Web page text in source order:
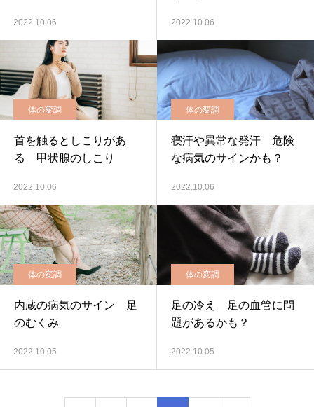
2022.10.06 2022.10.06
体の変調
首を触るとしこりがあ
る 甲状腺のしこり
2022.10.06
体の変調
寝汗や異常な発汗 危険
な病気のサインかも？
2022.10.06
体の変調
内蔵の病気のサイン 足
のむくみ
2022.10.05
体の変調
足の冷え 足の血管に問
題があるかも？
2022.10.05